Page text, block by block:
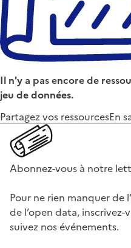
Il n'y a pas encore de
jeu de données.
Partagez vos ressourcesEn
Abonnez-vous à notre
Pour ne rien manquer de
de l’open data,
suivez nos événements.